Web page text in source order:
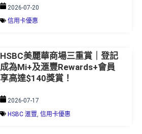
2026-07-20
信用卡優惠
HSBC美麗華商場三重賞｜登記
成為Mi+及滙豐Rewards+會員
享高達$140獎賞！
2026-07-17
HSBC 滙豐, 信用卡優惠